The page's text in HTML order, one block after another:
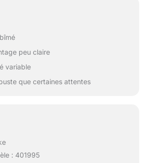
peu claire
variable
que certaines attentes
: 401995